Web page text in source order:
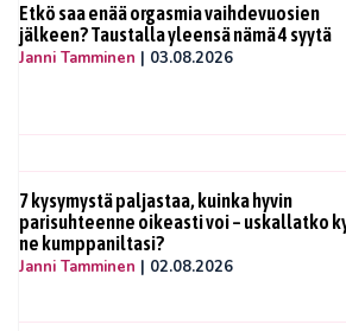
Etkö saa enää orgasmia vaihdevuosien
jälkeen? Taustalla yleensä nämä 4 syytä
Janni Tamminen | 03.08.2026
7 kysymystä paljastaa, kuinka hyvin
parisuhteenne oikeasti voi – uskallatko
ne kumppaniltasi?
Janni Tamminen | 02.08.2026